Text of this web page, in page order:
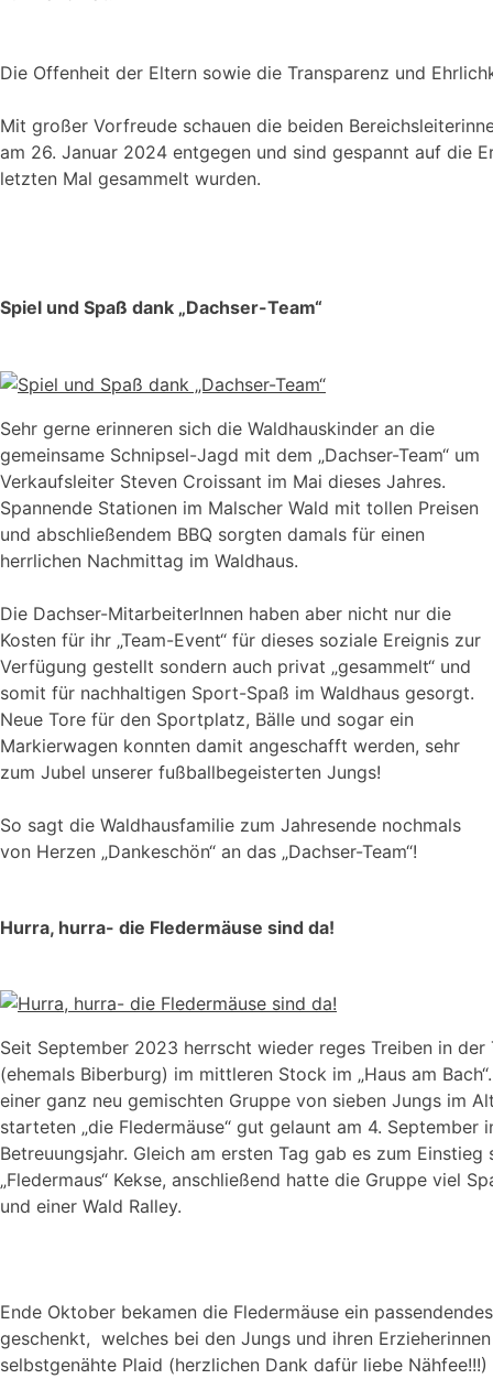
Die Offenheit der Eltern sowie die Transparenz und
Mit großer Vorfreude schauen die beiden
am 26. Januar 2024 entgegen und sind gespannt auf die
letzten Mal gesammelt wurden.
Spiel und Spaß dank „Dachser-Team“
Sehr gerne erinneren sich die Waldhauskinder an die
gemeinsame Schnipsel-Jagd mit dem „Dachser-Team“ um
Verkaufsleiter Steven Croissant im Mai dieses Jahres.
Spannende Stationen im Malscher Wald mit tollen Preisen
und abschließendem BBQ sorgten damals für einen
herrlichen Nachmittag im Waldhaus.
Die Dachser-MitarbeiterInnen haben aber nicht nur die
Kosten für ihr „Team-Event“ für dieses soziale Ereignis zur
Verfügung gestellt sondern auch privat „gesammelt“ und
somit für nachhaltigen Sport-Spaß im Waldhaus gesorgt.
Neue Tore für den Sportplatz, Bälle und sogar ein
Markierwagen konnten damit angeschafft werden, sehr
zum Jubel unserer fußballbegeisterten Jungs!
So sagt die Waldhausfamilie zum Jahresende nochmals
von Herzen „Dankeschön“ an das „Dachser-Team“!
Hurra, hurra- die Fledermäuse sind da!
Seit September 2023 herrscht wieder reges Treiben in der
(ehemals Biberburg) im mittleren Stock im „Haus am
einer ganz neu gemischten Gruppe von sieben Jungs im
starteten „die Fledermäuse“ gut gelaunt am 4. September
Betreuungsjahr. Gleich am ersten Tag gab es zum Einstieg
„Fledermaus“ Kekse, anschließend hatte die Gruppe viel
und einer Wald Ralley.
Ende Oktober bekamen die Fledermäuse ein
geschenkt, welches bei den Jungs und ihren
selbstgenähte Plaid (herzlichen Dank dafür liebe